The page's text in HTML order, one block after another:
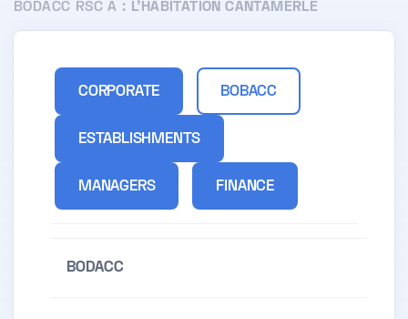
BODACC RSC A : L'HABITATION CANTAMERLE
CORPORATE BOBACC
ESTABLISHMENTS
MANAGERS FINANCE
BODACC